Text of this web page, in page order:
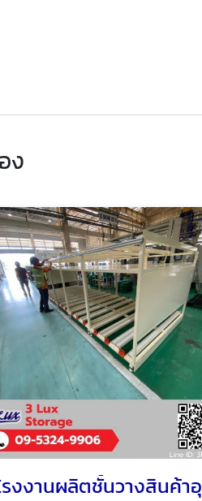
ง
โรงงานผลิตชั้นวางสินค้าอุตสาหกรรม Made to order